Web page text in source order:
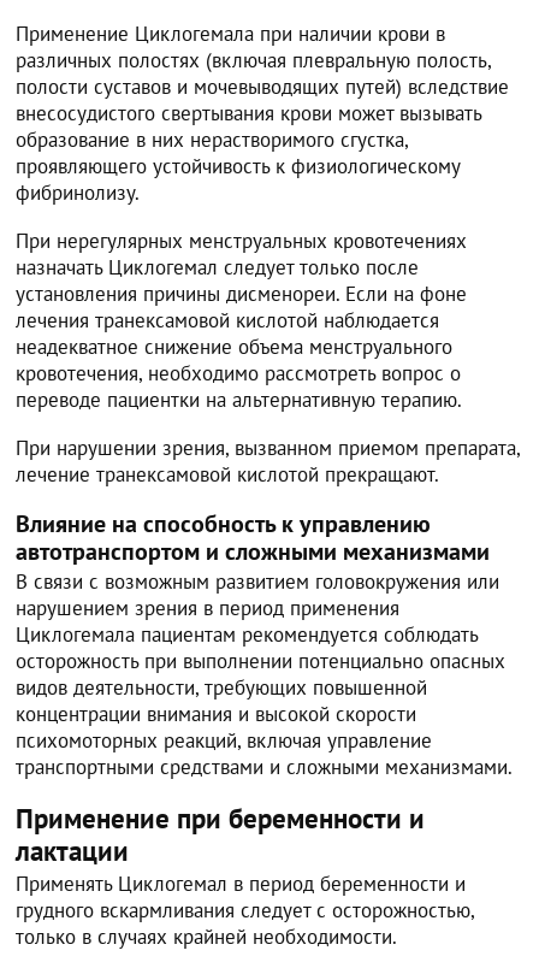
Применение Циклогемала при наличии крови в
различных полостях (включая плевральную полость,
полости суставов и мочевыводящих путей) вследствие
внесосудистого свертывания крови может вызывать
образование в них нерастворимого сгустка,
проявляющего устойчивость к физиологическому
фибринолизу.
При нерегулярных менструальных кровотечениях
назначать Циклогемал следует только после
установления причины дисменореи. Если на фоне
лечения транексамовой кислотой наблюдается
неадекватное снижение объема менструального
кровотечения, необходимо рассмотреть вопрос о
переводе пациентки на альтернативную терапию.
При нарушении зрения, вызванном приемом препарата,
лечение транексамовой кислотой прекращают.
Влияние на способность к управлению
автотранспортом и сложными механизмами
В связи с возможным развитием головокружения или
нарушением зрения в период применения
Циклогемала пациентам рекомендуется соблюдать
осторожность при выполнении потенциально опасных
видов деятельности, требующих повышенной
концентрации внимания и высокой скорости
психомоторных реакций, включая управление
транспортными средствами и сложными механизмами.
Применение при беременности и
лактации
Применять Циклогемал в период беременности и
грудного вскармливания следует с осторожностью,
только в случаях крайней необходимости.